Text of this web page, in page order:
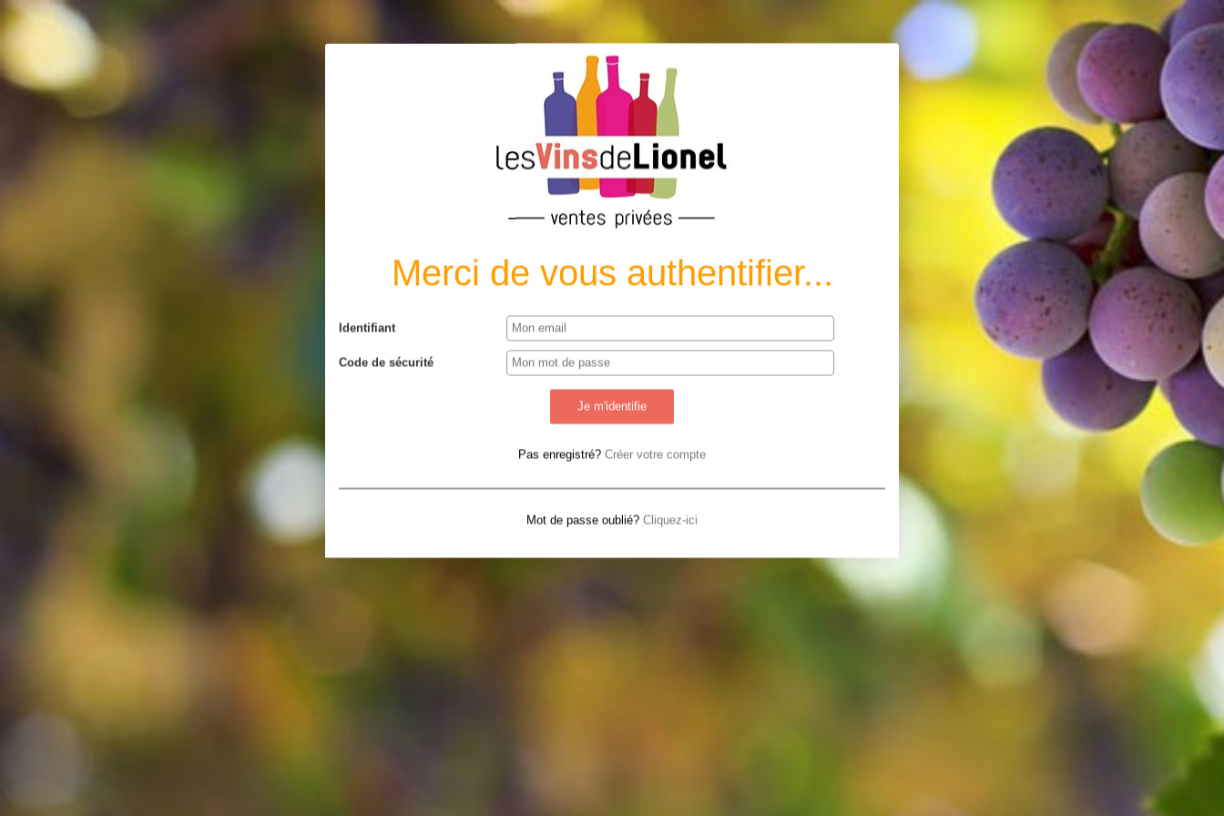
Merci de vous authentifier...
Identifiant
Code de sécurité
Pas enregistré? Créer votre compte
Mot de passe oublié? Cliquez-ici
L'abus d'alcool est dangereux pour la santé. Le vin doit être consommé avec modération.